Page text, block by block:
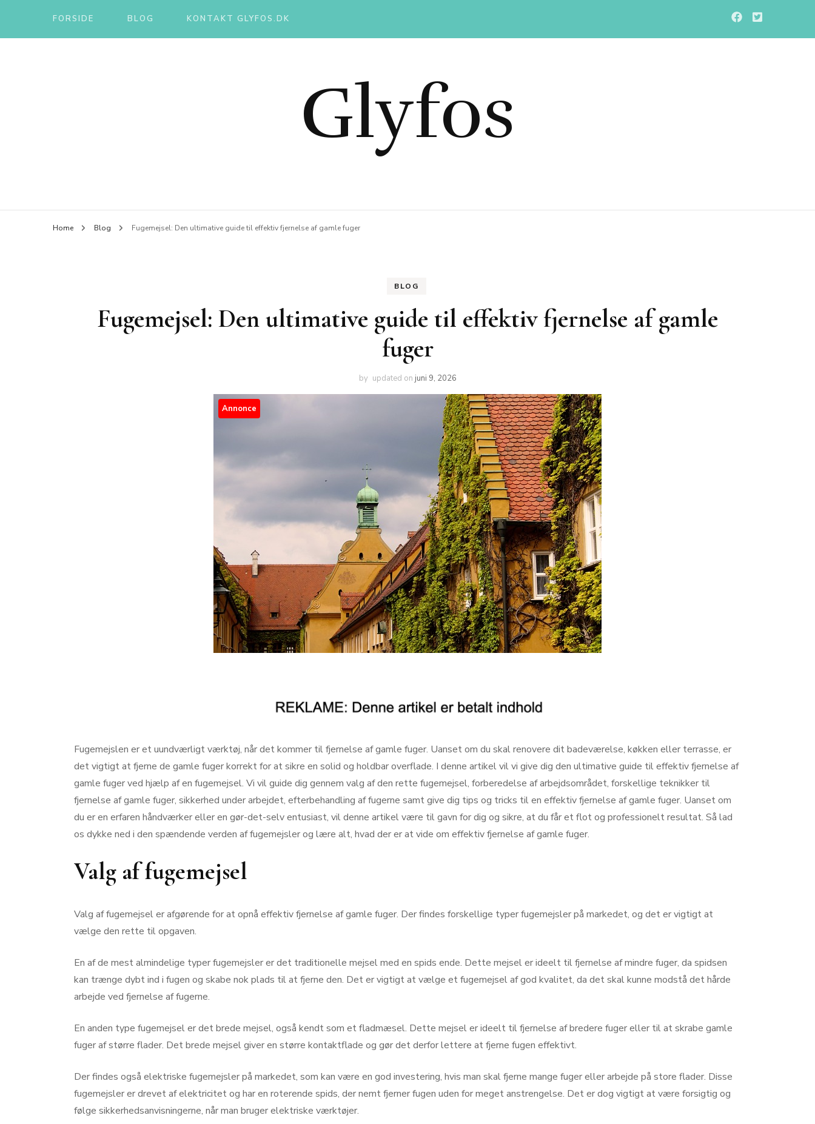
FORSIDE BLOG KONTAKT GLYFOS.DK
Glyfos
Home Blog Fugemejsel: Den ultimative guide til effektiv fjernelse af gamle fuger
BLOG
Fugemejsel: Den ultimative guide til effektiv fjernelse af gamle
fuger
by updated on juni 9, 2026
Annonce
Fugemejslen er et uundværligt værktøj, når det kommer til fjernelse af gamle fuger. Uanset om du skal renovere dit badeværelse, køkken eller terrasse, er
det vigtigt at fjerne de gamle fuger korrekt for at sikre en solid og holdbar overflade. I denne artikel vil vi give dig den ultimative guide til effektiv fjernelse af
gamle fuger ved hjælp af en fugemejsel. Vi vil guide dig gennem valg af den rette fugemejsel, forberedelse af arbejdsområdet, forskellige teknikker til
fjernelse af gamle fuger, sikkerhed under arbejdet, efterbehandling af fugerne samt give dig tips og tricks til en effektiv fjernelse af gamle fuger. Uanset om
du er en erfaren håndværker eller en gør-det-selv entusiast, vil denne artikel være til gavn for dig og sikre, at du får et flot og professionelt resultat. Så lad
os dykke ned i den spændende verden af fugemejsler og lære alt, hvad der er at vide om effektiv fjernelse af gamle fuger.
Valg af fugemejsel
Valg af fugemejsel er afgørende for at opnå effektiv fjernelse af gamle fuger. Der findes forskellige typer fugemejsler på markedet, og det er vigtigt at
vælge den rette til opgaven.
En af de mest almindelige typer fugemejsler er det traditionelle mejsel med en spids ende. Dette mejsel er ideelt til fjernelse af mindre fuger, da spidsen
kan trænge dybt ind i fugen og skabe nok plads til at fjerne den. Det er vigtigt at vælge et fugemejsel af god kvalitet, da det skal kunne modstå det hårde
arbejde ved fjernelse af fugerne.
En anden type fugemejsel er det brede mejsel, også kendt som et fladmæsel. Dette mejsel er ideelt til fjernelse af bredere fuger eller til at skrabe gamle
fuger af større flader. Det brede mejsel giver en større kontaktflade og gør det derfor lettere at fjerne fugen effektivt.
Der findes også elektriske fugemejsler på markedet, som kan være en god investering, hvis man skal fjerne mange fuger eller arbejde på store flader. Disse
fugemejsler er drevet af elektricitet og har en roterende spids, der nemt fjerner fugen uden for meget anstrengelse. Det er dog vigtigt at være forsigtig og
følge sikkerhedsanvisningerne, når man bruger elektriske værktøjer.